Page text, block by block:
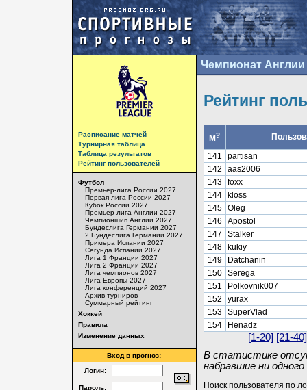
Расписание матчей
Турнирная таблица
Таблица результатов
Рейтинг пользователей
Футбол
Премьер-лига России 2027
Первая лига России 2027
Кубок России 2027
Премьер-лига Англии 2027
Чемпионшип Англии 2027
Бундеслига Германии 2027
2 Бундеслига Германии 2027
Примера Испании 2027
Сегунда Испании 2027
Лига 1 Франции 2027
Лига 2 Франции 2027
Лига чемпионов 2027
Лига Европы 2027
Лига конференций 2027
Архив турниров
Суммарный рейтинг
Хоккей
Правила
Изменение данных
Вход в прогноз:
Логин:
Пароль:
Чемпионат Англии
Рейтинг
М?
141
partisan
142
aas2006
143 foxx
144
kloss
145 Oleg
146
Apostol
147
Stalker
148
kukiy
149
Datchanin
150 Serega
151
Polkovnik007
152
yurax
153 SuperVlad
154
Henadz
[1-20] [21-40]
В статистике
набравшие ни одного
Поиск пользователя по